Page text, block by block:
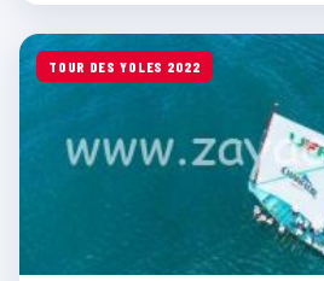
TOUR DES YOLES 2022